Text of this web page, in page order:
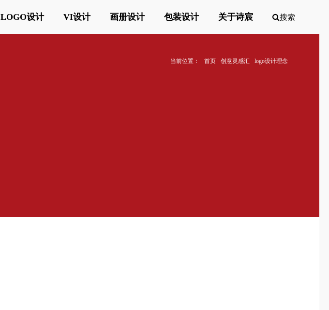
LOGO设计 VI设计 画册设计 包装设计 关于诗宸 搜索
当前位置： 首页 创意灵感汇
logo设计理念